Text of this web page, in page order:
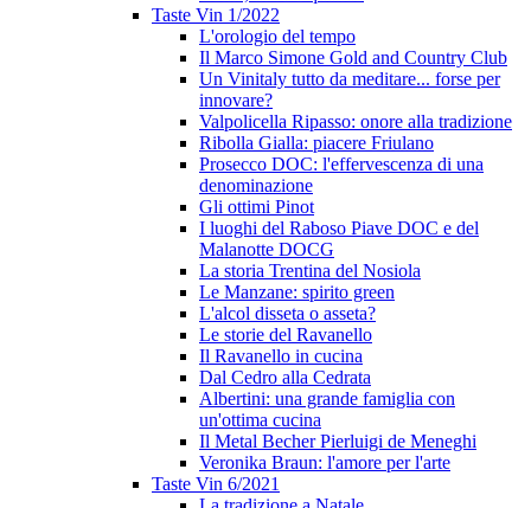
Taste Vin 1/2022
L'orologio del tempo
Il Marco Simone Gold and Country Club
Un Vinitaly tutto da meditare... forse per
innovare?
Valpolicella Ripasso: onore alla tradizione
Ribolla Gialla: piacere Friulano
Prosecco DOC: l'effervescenza di una
denominazione
Gli ottimi Pinot
I luoghi del Raboso Piave DOC e del
Malanotte DOCG
La storia Trentina del Nosiola
Le Manzane: spirito green
L'alcol disseta o asseta?
Le storie del Ravanello
Il Ravanello in cucina
Dal Cedro alla Cedrata
Albertini: una grande famiglia con
un'ottima cucina
Il Metal Becher Pierluigi de Meneghi
Veronika Braun: l'amore per l'arte
Taste Vin 6/2021